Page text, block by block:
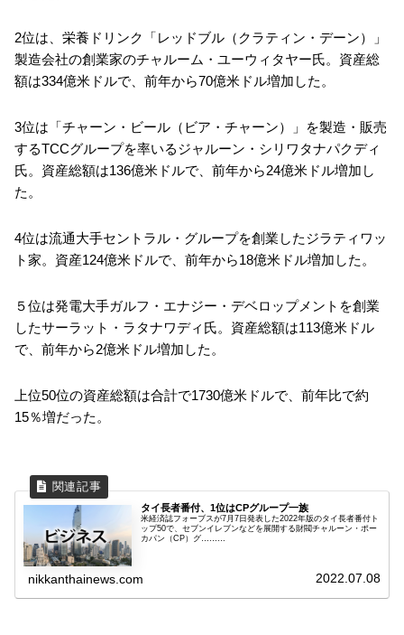
2位は、栄養ドリンク「レッドブル（クラティン・デーン）」
製造会社の創業家のチャルーム・ユーウィタヤー氏。資産総
額は334億米ドルで、前年から70億米ドル増加した。
3位は「チャーン・ビール（ビア・チャーン）」を製造・販売
するTCCグループを率いるジャルーン・シリワタナパクディ
氏。資産総額は136億米ドルで、前年から24億米ドル増加し
た。
4位は流通大手セントラル・グループを創業したジラティワッ
ト家。資産124億米ドルで、前年から18億米ドル増加した。
５位は発電大手ガルフ・エナジー・デベロップメントを創業
したサーラット・ラタナワディ氏。資産総額は113億米ドル
で、前年から2億米ドル増加した。
上位50位の資産総額は合計で1730億米ドルで、前年比で約
15％増だった。
タイ長者番付、1位はCPグループ一族
米経済誌フォーブスが7月7日発表した2022年版のタイ長者番付ト
ップ50で、セブンイレブンなどを展開する財閥チャルーン・ポー
カパン（CP）グ………
nikkanthainews.com 2022.07.08